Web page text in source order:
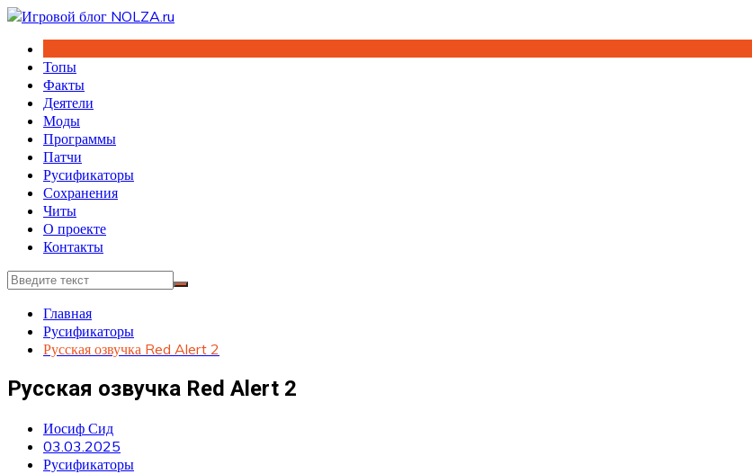
Перейти
содержимому
Топы
Факты
Деятели
Моды
Программы
Патчи
Русификаторы
Сохранения
Читы
О проекте
Контакты
Главная
Русификаторы
Русская озвучка Red Alert 2
Русская озвучка Red Alert 2
Иосиф Сид
03.03.2025
Русификаторы